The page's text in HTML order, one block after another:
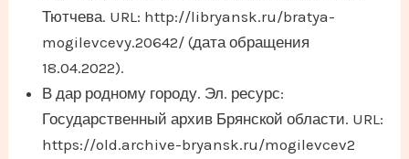
Тютчева. URL: http://libryansk.ru/bratya-
mogilevcevy.20642/ (дата обращения
18.04.2022).
В дар родному городу. Эл. ресурс:
Государственный архив Брянской области. URL:
https://old.archive-bryansk.ru/mogilevcev2